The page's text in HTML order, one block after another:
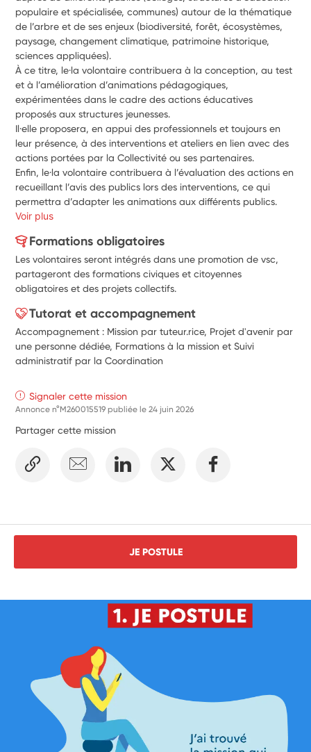
populaire et spécialisée, communes) autour de la thématique
de l’arbre et de ses enjeux (biodiversité, forêt, écosystèmes,
paysage, changement climatique, patrimoine historique,
sciences appliquées).
À ce titre, le·la volontaire contribuera à la conception, au test
et à l’amélioration d’animations pédagogiques,
expérimentées dans le cadre des actions éducatives
proposés aux structures jeunesses.
Il·elle proposera, en appui des professionnels et toujours en
leur présence, à des interventions et ateliers en lien avec des
actions portées par la Collectivité ou ses partenaires.
Enfin, le·la volontaire contribuera à l’évaluation des actions en
recueillant l’avis des publics lors des interventions, ce qui
permettra d’adapter les animations aux différents publics.
Voir plus
Formations obligatoires
Les volontaires seront intégrés dans une promotion de vsc,
partageront des formations civiques et citoyennes
obligatoires et des projets collectifs.
Tutorat et accompagnement
Accompagnement : Mission par tuteur.rice, Projet d'avenir par
une personne dédiée, Formations à la mission et Suivi
administratif par la Coordination
Signaler cette mission
Annonce n°M260015519 publiée le24 juin 2026
Partager cette mission
JE POSTULE